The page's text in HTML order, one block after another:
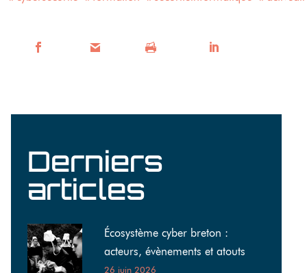
Derniers
articles
Écosystème cyber breton :
acteurs, évènements et atouts
26 juin 2026